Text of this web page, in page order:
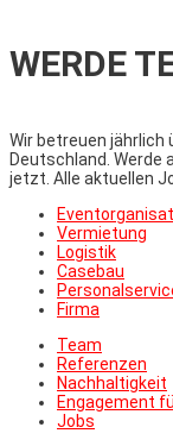
WERDE
Wir betreuen jährlich
Deutschland. Werde
jetzt. Alle aktuellen
Vermietung
Logistik
Casebau
Firma
Team
Referenzen
Nachhaltigkeit
Engagement
Jobs